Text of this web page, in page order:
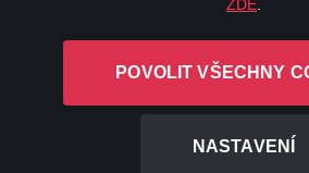
ZDE
POVOLIT VŠECHNY
NASTAVENÍ
L-1246 Luxembourg R.C.S.